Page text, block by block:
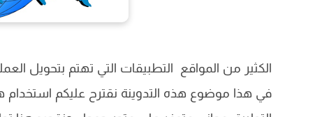
الكثير من المواقع التطبيقات التي تهتم بتحويل
في هذا موضوع هذه التدوينة نقترح عليكم استخدام